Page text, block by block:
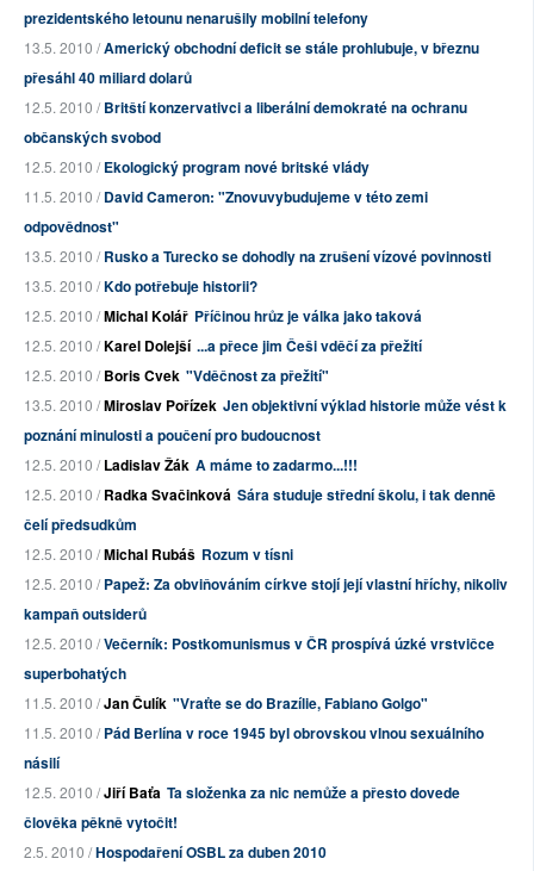
prezidentského letounu nenarušily mobilní telefony
13.5. 2010 /Americký obchodní deficit se stále prohlubuje, v březnu
přesáhl 40 miliard dolarů
12.5. 2010 /Britští konzervativci a liberální demokraté na ochranu
občanských svobod
12.5. 2010 /Ekologický program nové britské vlády
11.5. 2010 /David Cameron: "Znovuvybudujeme v této zemi
odpovědnost"
13.5. 2010 /Rusko a Turecko se dohodly na zrušení vízové povinnosti
13.5. 2010 /Kdo potřebuje historii?
12.5. 2010 /Michal Kolář Příčinou hrůz je válka jako taková
12.5. 2010 /Karel Dolejší ...a přece jim Češi vděčí za přežití
12.5. 2010 /Boris Cvek "Vděčnost za přežití"
13.5. 2010 /Miroslav Pořízek Jen objektivní výklad historie může vést k
poznání minulosti a poučení pro budoucnost
12.5. 2010 /Ladislav Žák A máme to zadarmo...!!!
12.5. 2010 /Radka Svačinková Sára studuje střední školu, i tak denně
čelí předsudkům
12.5. 2010 /Michal Rubáš Rozum v tísni
12.5. 2010 /Papež: Za obviňováním církve stojí její vlastní hříchy, nikoliv
kampaň outsiderů
12.5. 2010 /Večerník: Postkomunismus v ČR prospívá úzké vrstvičce
superbohatých
11.5. 2010 /Jan Čulík "Vraťte se do Brazílie, Fabiano Golgo"
11.5. 2010 /Pád Berlína v roce 1945 byl obrovskou vlnou sexuálního
násilí
12.5. 2010 /Jiří Baťa Ta složenka za nic nemůže a přesto dovede
člověka pěkně vytočit!
2.5. 2010 /Hospodaření OSBL za duben 2010